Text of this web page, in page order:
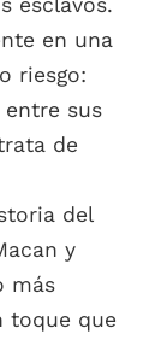
en una
riesgo:
sus
de
del
y
más
toque que